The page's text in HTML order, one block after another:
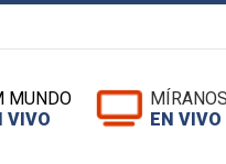
MUNDO
VIVO
MÍRANOS
EN VIVO